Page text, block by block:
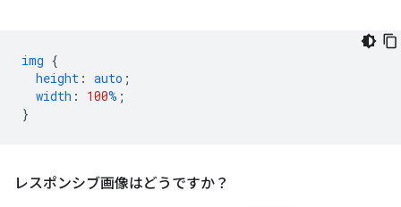
img {
height : auto ;
width : 100% ;
}
レスポンシブ画像はどうですか？